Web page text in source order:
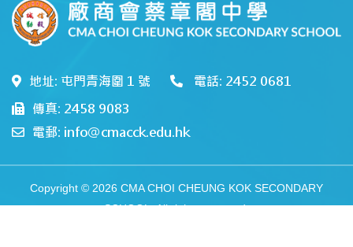
地址: 屯門青海圍 1 號
電話: 2452 0681
傳真: 2458 9083
電郵: info@cmacck.edu.hk
Copyright © 2026 CMA CHOI CHEUNG KOK SECONDARY
SCHOOL. All rights reserved.